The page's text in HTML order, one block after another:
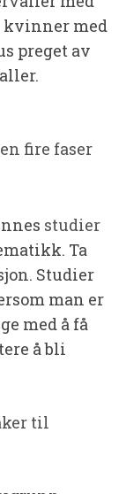
kvinner med
preget av
fire faser
studier
Ta
Studier
man er
med å få
å bli
til